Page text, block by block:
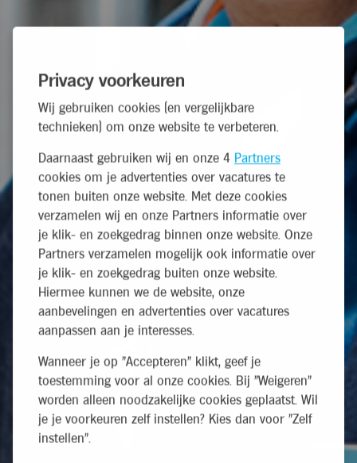
Privacy voorkeuren
Wij gebruiken cookies (en vergelijkbare
technieken) om onze website te verbeteren.
Daarnaast gebruiken wij en onze 4 Partners
cookies om je advertenties over vacatures te
tonen buiten onze website. Met deze cookies
verzamelen wij en onze Partners informatie over
je klik- en zoekgedrag binnen onze website. Onze
Partners verzamelen mogelijk ook informatie over
je klik- en zoekgedrag buiten onze website.
Hiermee kunnen we de website, onze
aanbevelingen en advertenties over vacatures
aanpassen aan je interesses.
Wanneer je op "Accepteren" klikt, geef je
toestemming voor al onze cookies. Bij "Weigeren"
worden alleen noodzakelijke cookies geplaatst. Wil
je je voorkeuren zelf instellen? Kies dan voor "Zelf
instellen".